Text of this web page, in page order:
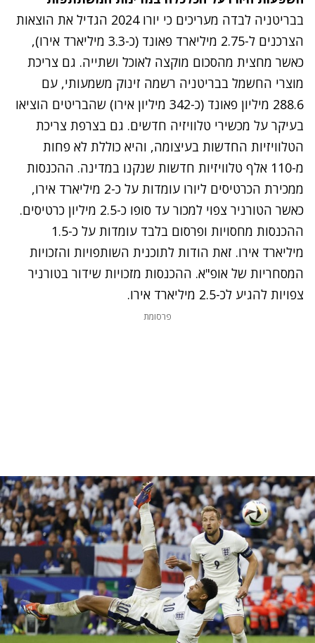
בבריטניה לבדה מעריכים כי יורו 2024 הגדיל את הוצאות
הצרכנים ל-2.75 מיליארד פאונד (כ-3.3 מיליארד אירו),
כאשר מחצית מהסכום מוקצה לאוכל ושתייה. גם צריכת
מוצרי החשמל בבריטניה רשמה זינוק משמעותי, עם
288.6 מיליון פאונד (כ-342 מיליון אירו) שהבריטים הוציאו
בעיקר על מכשירי טלוויזיה חדשים. גם בצרפת צריכת
הטלוויזיות החדשות בעיצומה, והיא כוללת לא פחות
מ-110 אלף טלוויזיות חדשות שנקנו במדינה. ההכנסות
ממכירת הכרטיסים ליורו עומדות על כ-2 מיליארד אירו,
כאשר הטורניר צפוי למכור עד סופו כ-2.5 מיליון כרטיסים.
ההכנסות מחסויות ופרסום בלבד עומדות על כ-1.5
מיליארד אירו. זאת הודות לתוכנית השותפויות והזכויות
המסחריות של אופ"א. ההכנסות מזכויות שידור בטורניר
צפויות להגיע לכ-2.5 מיליארד אירו.
פרסומת